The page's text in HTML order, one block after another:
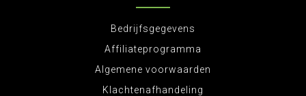
Bedrijfsgegevens
Affiliateprogramma
Algemene voorwaarden
Klachtenafhandeling